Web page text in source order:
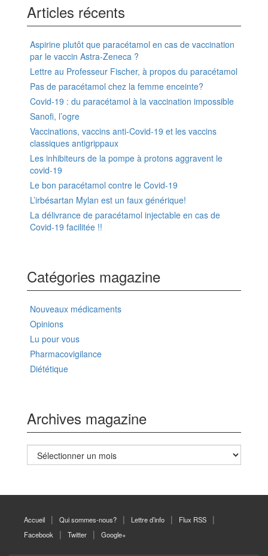
Articles récents
Aspirine plutôt que paracétamol en cas de vaccination
par le vaccin Astra-Zeneca ?
Lettre au Professeur Fischer, à propos du paracétamol
Pas de paracétamol chez la femme enceinte?
Covid-19 : du paracétamol à la vaccination impossible
Sanofi, l’ogre
Vaccinations, vaccins anti-Covid-19 et les vaccins
classiques antigrippaux
Les inhibiteurs de la pompe à protons aggravent le
covid-19
Le bon paracétamol contre le Covid-19
L’irbésartan Mylan est un faux générique!
La délivrance de paracétamol injectable en cas de
Covid-19 facilitée !!
Catégories magazine
Nouveaux médicaments
Opinions
Lu pour vous
Pharmacovigilance
Diététique
Archives magazine
Archives
magazine
Accueil Qui sommes-nous? Lettre d’info
Flux RSS
Facebook
Twitter Google+